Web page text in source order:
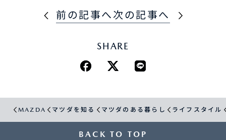
前の記事へ 次の記事へ
SHARE
MAZDA マツダを知る マツダのある暮らし ライフスタイル
BACK TO TOP